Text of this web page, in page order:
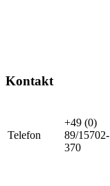
Kontakt
Telefon
+49 (0)
89/15702-
370